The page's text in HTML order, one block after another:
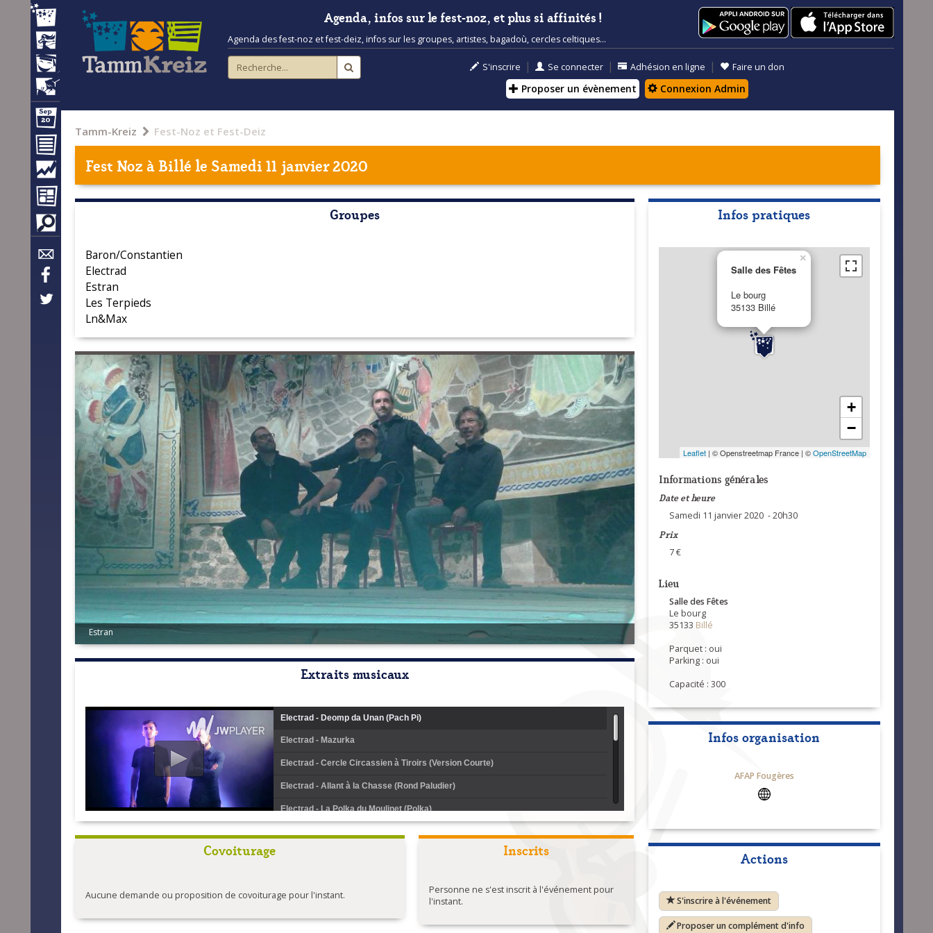
Agenda, infos sur le fest-noz, et plus si affinités !
Agenda des fest-noz et fest-deiz, infos sur les groupes, artistes, bagadoù, cercles celtiques...
S'inscrire | Se connecter | Adhésion en ligne | Faire un don
Proposer un évènement Connexion Admin
Tamm-Kreiz Fest-Noz et Fest-Deiz
Fest Noz àBillé le Samedi 11 janvier 2020
Groupes
Baron/Constantien
Electrad
Estran
Les Terpieds
Ln&Max
Estran
Extraits musicaux
Electrad - Deomp da Unan (Pach Pi)
Electrad - Mazurka
Electrad - Cercle Circassien à Tiroirs (Version Courte)
Electrad - Allant à la Chasse (Rond Paludier)
Electrad - La Polka du Moulinet (Polka)
Estran - cochinchine
Estran - reel 2
Covoiturage
Aucune demande ou proposition de covoiturage pour l'instant.
Inscrits
Personne ne s'est inscrit à l'événement pour
l'instant.
Infos pratiques
Salle des Fêtes
Le bourg
35133 Billé
×
+
−
Leaflet| © Openstreetmap France | ©OpenStreetMap
Informations générales
Date et heure
Samedi 11 janvier 2020 - 20h30
Prix
7 €
Lieu
Salle des Fêtes
Le bourg
35133 Billé
Parquet : oui
Parking : oui
Capacité : 300
Infos organisation
AFAP Fougères
Actions
S'inscrire à l'événement
Proposer un complément d'info